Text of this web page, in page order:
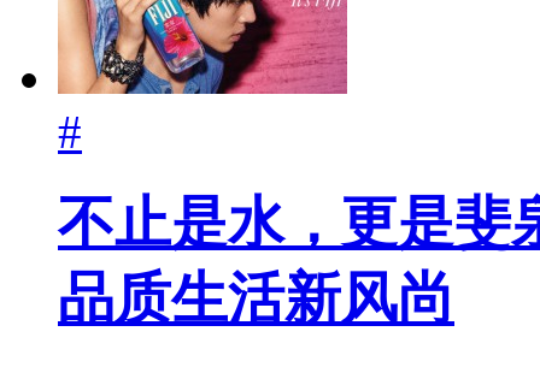
#
不止是水，更是斐
品质生活新风尚